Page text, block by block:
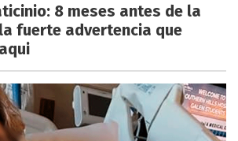
8 meses antes de la
fuerte advertencia que